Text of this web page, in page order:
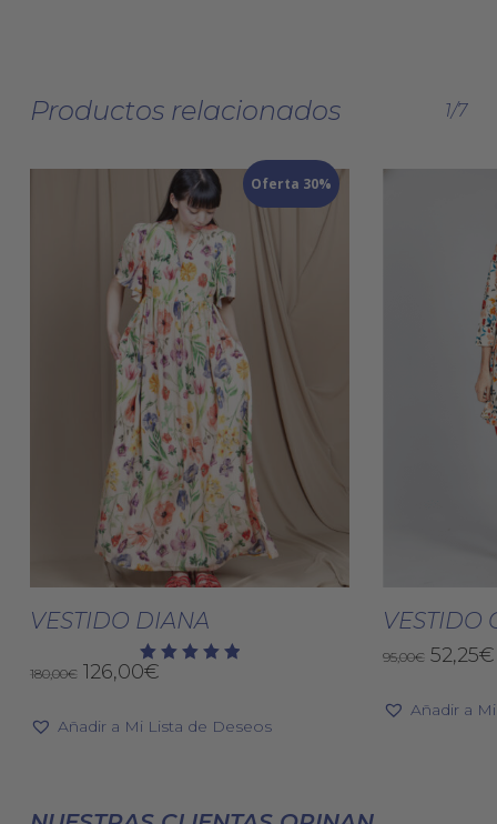
Productos relacionados 1/7
Oferta 30%
Seleccionar Opciones
producto
tiene
elegir
VESTIDO DIANA
Valorado
de 5
180,00€ El
original
126,00€El
actual
Añadir a Mi Lista de Deseos
VESTIDO
95,00€ El
52,25€
Añadir a